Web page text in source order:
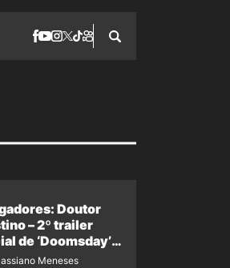
Doutor
– 2º trailer
de ‘Doomsday’
nova data para
Meneses